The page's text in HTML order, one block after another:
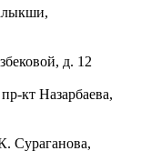
д. 12
кт Назарбаева,
Сураганова,